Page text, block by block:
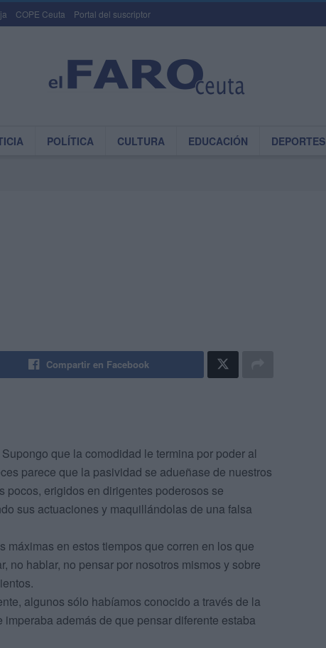
COPE Ceuta Portal del suscriptor
POLÍTICA CULTURA EDUCACIÓN DEPORTES
Compartir en Facebook
que la comodidad le termina por poder al
parece que la pasividad se adueñase de nuestros
pocos, erigidos en dirigentes poderosos se
sus actuaciones y maquillándolas de una falsa
en estos tiempos que corren en los que
no hablar, no pensar por nosotros mismos y sobre
algunos sólo habíamos conocido a través de la
además de que pensar diferente estaba